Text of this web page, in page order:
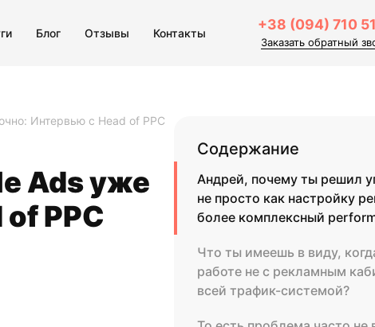
Блог Отзывы Контакты
+38 (094) 710
Заказать обратный
Интервью с Head of PPC
Ads уже
PPC
Содержание
Андрей, почему ты решил
не просто как настройку
более комплексный
Что ты имеешь в виду,
работе не с рекламным
всей трафик-системой?